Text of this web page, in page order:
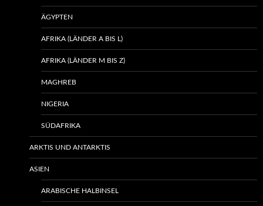
ÄGYPTEN
AFRIKA (LÄNDER A BIS L)
AFRIKA (LÄNDER M BIS Z)
MAGHREB
NIGERIA
SÜDAFRIKA
ARKTIS UND ANTARKTIS
ASIEN
ARABISCHE HALBINSEL